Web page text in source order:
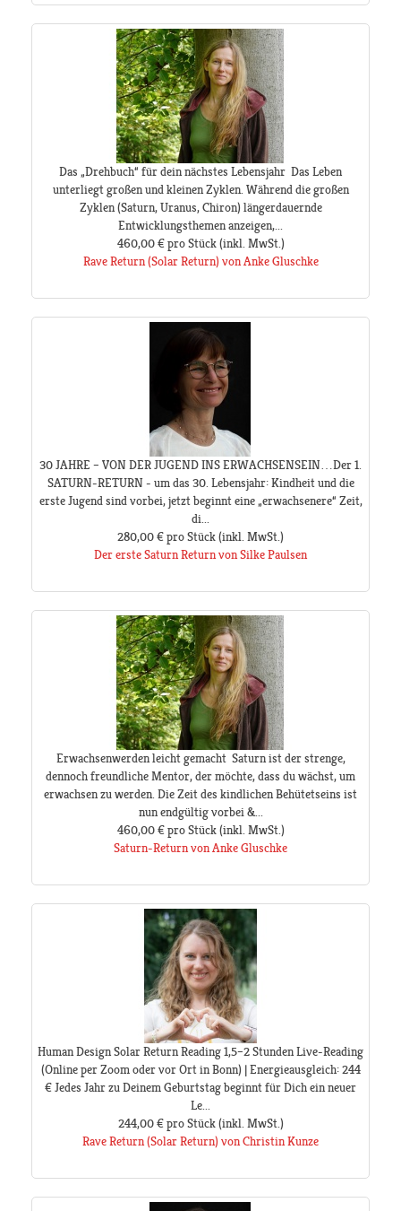
Das „Drehbuch“ für dein nächstes Lebensjahr Das Leben
unterliegt großen und kleinen Zyklen. Während die großen
Zyklen (Saturn, Uranus, Chiron) längerdauernde
Entwicklungsthemen anzeigen,...
460,00 € pro Stück(inkl. MwSt.)
Rave Return (Solar Return) von Anke Gluschke
30 JAHRE – VON DER JUGEND INS ERWACHSENSEIN…Der 1.
SATURN-RETURN - um das 30. Lebensjahr: Kindheit und die
erste Jugend sind vorbei, jetzt beginnt eine „erwachsenere“ Zeit,
di...
280,00 €pro Stück(inkl. MwSt.)
Der erste Saturn Return von Silke Paulsen
Erwachsenwerden leicht gemacht Saturn ist der strenge,
dennoch freundliche Mentor, der möchte, dass du wächst, um
erwachsen zu werden. Die Zeit des kindlichen Behütetseins ist
nun endgültig vorbei &...
460,00 € pro Stück(inkl. MwSt.)
Saturn-Return von Anke Gluschke
Human Design Solar Return Reading 1,5–2 Stunden Live-Reading
(Online per Zoom oder vor Ort in Bonn) | Energieausgleich: 244
€ Jedes Jahr zu Deinem Geburtstag beginnt für Dich ein neuer
Le...
244,00 € pro Stück(inkl. MwSt.)
Rave Return (Solar Return) von Christin Kunze